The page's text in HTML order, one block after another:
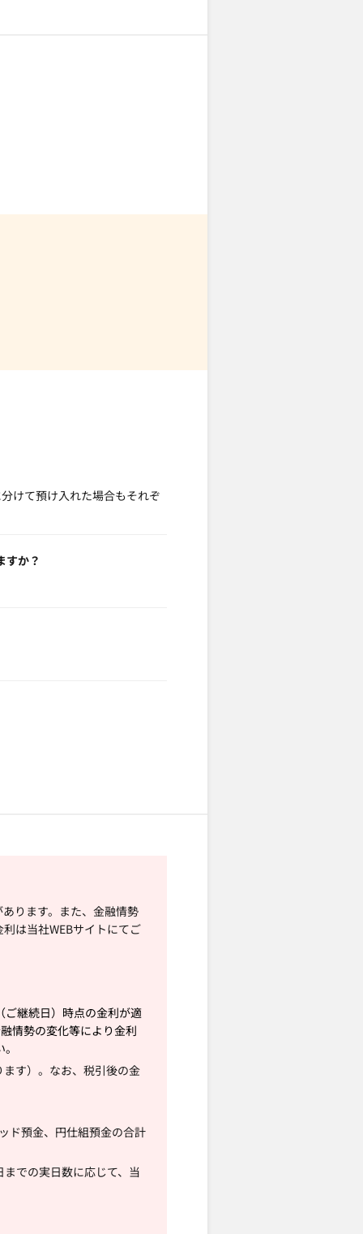
けて預け入れた場合もそれぞ
すか？
ります。また、金融情勢
は当社WEBサイトにてご
継続日）時点の金利が適
情勢の変化等により金利
す）。なお、税引後の金
ド預金、円仕組預金の合計
での実日数に応じて、当